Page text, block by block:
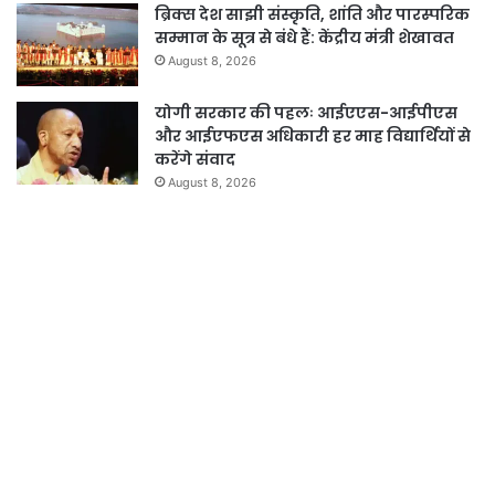
ब्रिक्स देश साझी संस्कृति, शांति और पारस्परिक
सम्मान के सूत्र से बंधे हैं: केंद्रीय मंत्री शेखावत
August 8, 2026
योगी सरकार की पहलः आईएएस-आईपीएस
और आईएफएस अधिकारी हर माह विद्यार्थियों से
करेंगे संवाद
August 8, 2026